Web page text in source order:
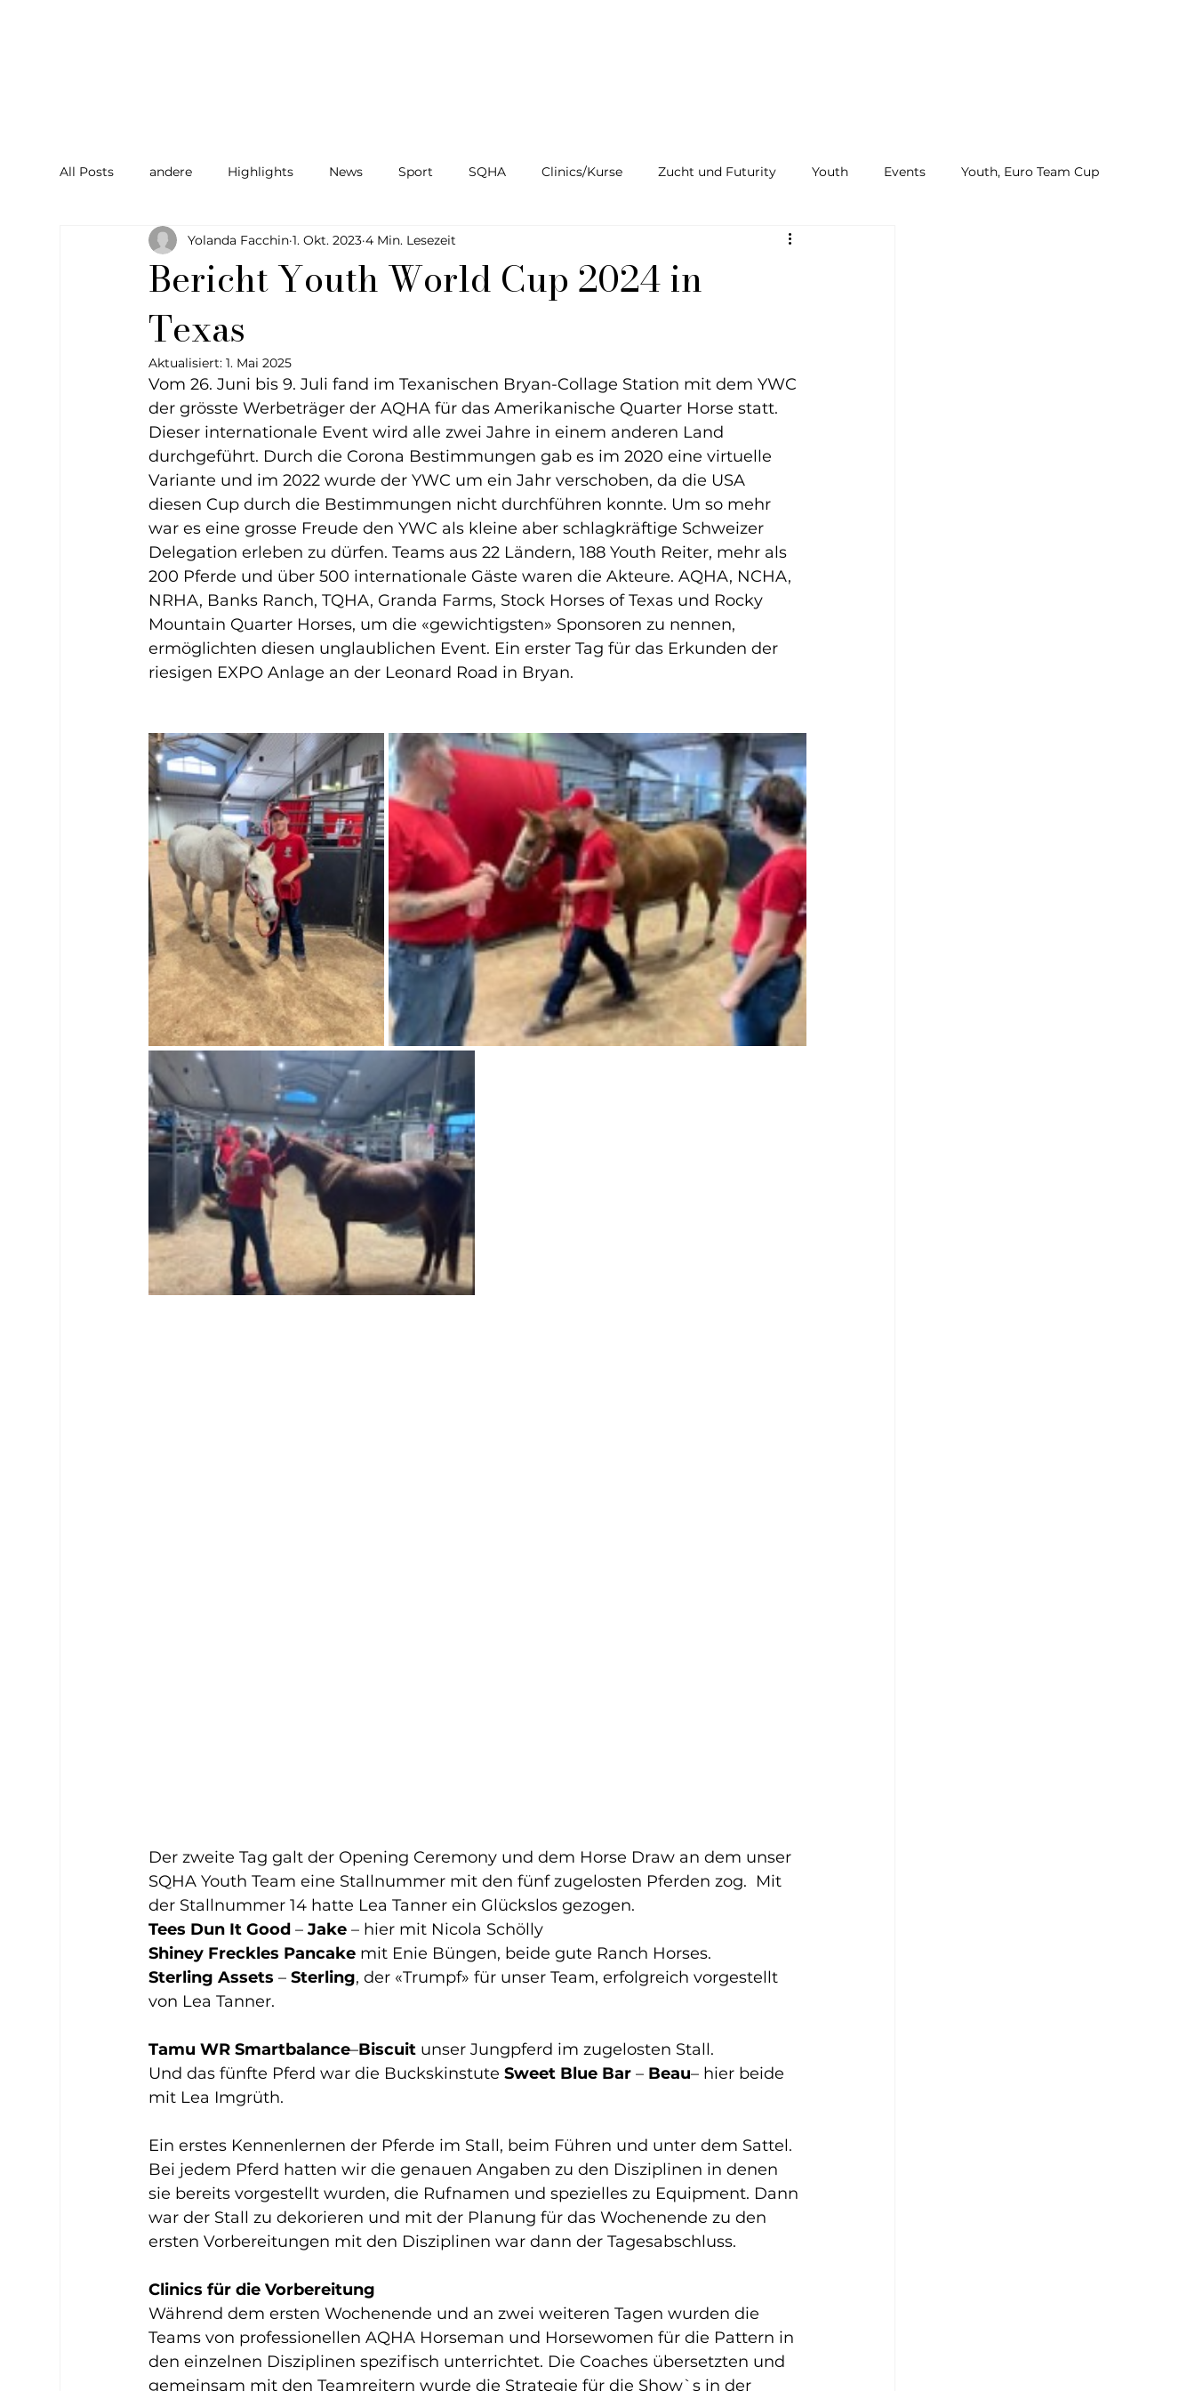
All Posts andere Highlights News Sport SQHA Clinics/Kurse Zucht und Futurity Youth Events Youth, Euro Team Cup
Bericht Youth World Cup 2024 in
Texas
Yolanda Facchin 1. Okt. 2023 4 Min. Lesezeit
Aktualisiert:1. Mai 2025
Vom 26. Juni bis 9. Juli fand im Texanischen Bryan-Collage Station mit dem YWC
der grösste Werbeträger der AQHA für das Amerikanische Quarter Horse statt.
Dieser internationale Event wird alle zwei Jahre in einem anderen Land
durchgeführt. Durch die Corona Bestimmungen gab es im 2020 eine virtuelle
Variante und im 2022 wurde der YWC um ein Jahr verschoben, da die USA
diesen Cup durch die Bestimmungen nicht durchführen konnte. Um so mehr
war es eine grosse Freude den YWC als kleine aber schlagkräftige Schweizer
Delegation erleben zu dürfen. Teams aus 22 Ländern, 188 Youth Reiter, mehr als
200 Pferde und über 500 internationale Gäste waren die Akteure. AQHA, NCHA,
NRHA, Banks Ranch, TQHA, Granda Farms, Stock Horses of Texas und Rocky
Mountain Quarter Horses, um die «gewichtigsten» Sponsoren zu nennen,
ermöglichten diesen unglaublichen Event. Ein erster Tag für das Erkunden der
riesigen EXPO Anlage an der Leonard Road in Bryan.
Der zweite Tag galt der Opening Ceremony und dem Horse Draw an dem unser
SQHA Youth Team eine Stallnummer mit den fünf zugelosten Pferden zog.  Mit
der Stallnummer 14 hatte Lea Tanner ein Glückslos gezogen.
Tees Dun It Good – Jake – hier mit Nicola Schölly
Shiney Freckles Pancake mit Enie Büngen, beide gute Ranch Horses.
Sterling Assets – Sterling, der «Trumpf» für unser Team, erfolgreich vorgestellt
von Lea Tanner.
Tamu WR Smartbalance–Biscuit unser Jungpferd im zugelosten Stall.
Und das fünfte Pferd war die Buckskinstute Sweet Blue Bar – Beau– hier beide
mit Lea Imgrüth.
Ein erstes Kennenlernen der Pferde im Stall, beim Führen und unter dem Sattel.
Bei jedem Pferd hatten wir die genauen Angaben zu den Disziplinen in denen
sie bereits vorgestellt wurden, die Rufnamen und spezielles zu Equipment. Dann
war der Stall zu dekorieren und mit der Planung für das Wochenende zu den
ersten Vorbereitungen mit den Disziplinen war dann der Tagesabschluss.
Clinics für die Vorbereitung
Während dem ersten Wochenende und an zwei weiteren Tagen wurden die
Teams von professionellen AQHA Horseman und Horsewomen für die Pattern in
den einzelnen Disziplinen spezifisch unterrichtet. Die Coaches übersetzten und
gemeinsam mit den Teamreitern wurde die Strategie für die Show`s in der